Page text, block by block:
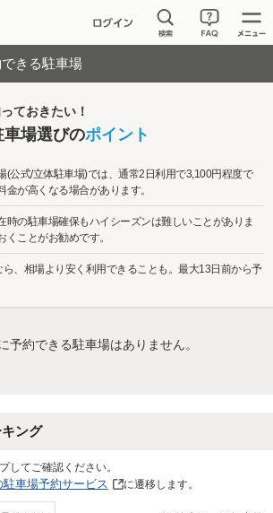
きる駐車場
ておきたい！
車場選びのポイント
(公式/立体駐車場)では、通常2日利用で3,100円程度で
金が高くなる場合があります。
時の駐車場確保もハイシーズンは難しいことがありま
くことがお勧めです。
ら、相場より安く利用できることも。最大13日前から予
予約できる駐車場はありません。
ング
してご確認ください。
駐車場予約サービス に遷移します。